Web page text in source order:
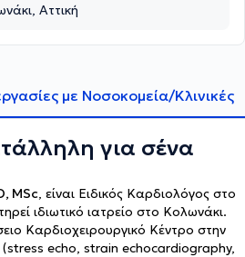
Αττική
με Νοσοκομεία/Κλινικές
για σένα
MSc, είναι Ειδικός Καρδιολόγος στο
ιδιωτικό ιατρείο στο Κολωνάκι.
Καρδιοχειρουργικό Κέντρο στην
(stress echo, strain echocardiography,